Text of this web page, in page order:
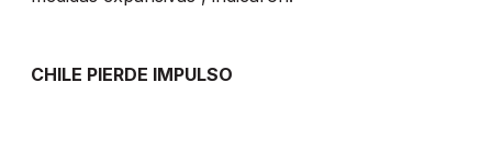
CHILE PIERDE IMPULSO